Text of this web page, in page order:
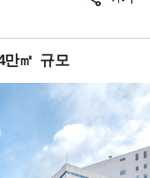
만㎡ 규모